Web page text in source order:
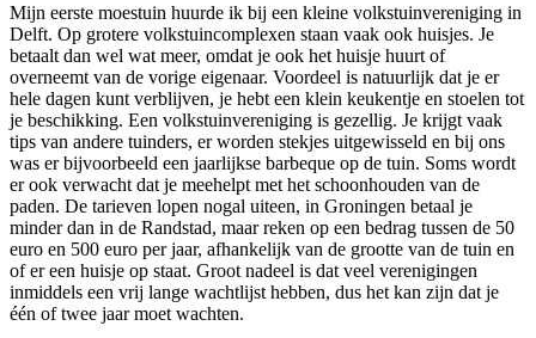
Mijn eerste moestuin huurde ik bij een kleine volkstuinvereniging in
Delft. Op grotere volkstuincomplexen staan vaak ook huisjes. Je
betaalt dan wel wat meer, omdat je ook het huisje huurt of
overneemt van de vorige eigenaar. Voordeel is natuurlijk dat je er
hele dagen kunt verblijven, je hebt een klein keukentje en stoelen tot
je beschikking. Een volkstuinvereniging is gezellig. Je krijgt vaak
tips van andere tuinders, er worden stekjes uitgewisseld en bij ons
was er bijvoorbeeld een jaarlijkse barbeque op de tuin. Soms wordt
er ook verwacht dat je meehelpt met het schoonhouden van de
paden. De tarieven lopen nogal uiteen, in Groningen betaal je
minder dan in de Randstad, maar reken op een bedrag tussen de 50
euro en 500 euro per jaar, afhankelijk van de grootte van de tuin en
of er een huisje op staat. Groot nadeel is dat veel verenigingen
inmiddels een vrij lange wachtlijst hebben, dus het kan zijn dat je
één of twee jaar moet wachten.